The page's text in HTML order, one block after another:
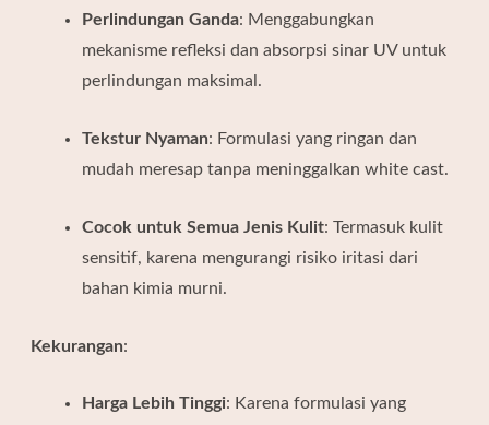
Perlindungan Ganda: Menggabungkan
mekanisme refleksi dan absorpsi sinar UV untuk
perlindungan maksimal.
Tekstur Nyaman: Formulasi yang ringan dan
mudah meresap tanpa meninggalkan white cast.
Cocok untuk Semua Jenis Kulit:
Termasuk kulit
sensitif, karena mengurangi risiko iritasi dari
bahan kimia murni.
Kekurangan:
Harga Lebih Tinggi: Karena formulasi yang